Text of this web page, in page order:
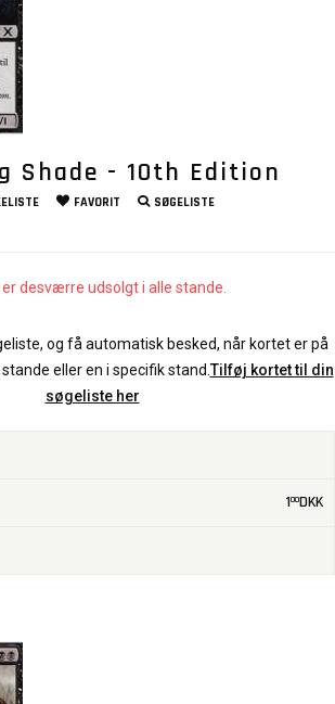
Shade - 10th Edition
FAVORIT SØGELISTE
desværre udsolgt i alle stande.
og få automatisk besked, når kortet er på
eller en i specifik stand. Tilføj kortet til din
søgeliste her
100DKK